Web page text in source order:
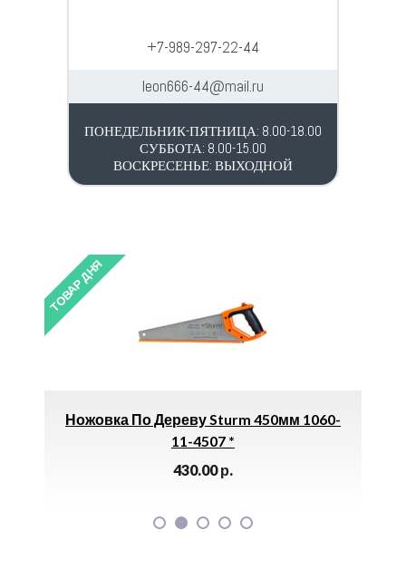
+7-989-297-22-44
leon666-44@mail.ru
ПОНЕДЕЛЬНИК-ПЯТНИЦА: 8.00-18.00
СУББОТА: 8.00-15.00
ВОСКРЕСЕНЬЕ: ВЫХОДНОЙ
ТОВАР ДНЯ
Ножовка По Дереву Sturm 450мм 1060-
11-4507 *
430.00р.